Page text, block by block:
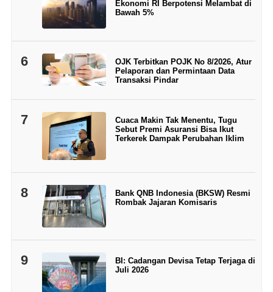
Ekonomi RI Berpotensi Melambat di
Bawah 5%
6
OJK Terbitkan POJK No 8/2026, Atur
Pelaporan dan Permintaan Data
Transaksi Pindar
7
Cuaca Makin Tak Menentu, Tugu
Sebut Premi Asuransi Bisa Ikut
Terkerek Dampak Perubahan Iklim
8
Bank QNB Indonesia (BKSW) Resmi
Rombak Jajaran Komisaris
9
BI: Cadangan Devisa Tetap Terjaga di
Juli 2026